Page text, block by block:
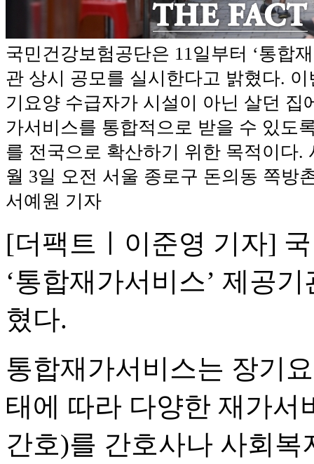
국민건강보험공단은 11일부터 ‘통합
관 상시 공모를 실시한다고 밝혔다.
기요양 수급자가 시설이 아닌 살던 집
가서비스를 통합적으로 받을 수 있도
를 전국으로 확산하기 위한 목적이다.
월 3일 오전 서울 종로구 돈의동 쪽방
서예원 기자
[더팩트ㅣ이준영 기자]
‘통합재가서비스’ 제공
혔다.
통합재가서비스는 장기
태에 따라 다양한 재가서
간호)를 간호사나 사회